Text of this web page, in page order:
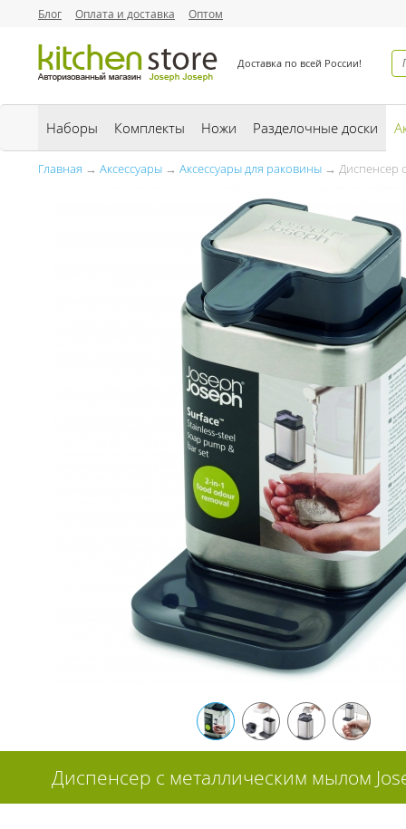
Блог Оплата и доставка Оптом
Доставка по всей России!
Наборы Комплекты Ножи Разделочные доски
Главная → Аксессуары → Аксессуары для раковины → Диспенсер
Диспенсер с металлическим мылом